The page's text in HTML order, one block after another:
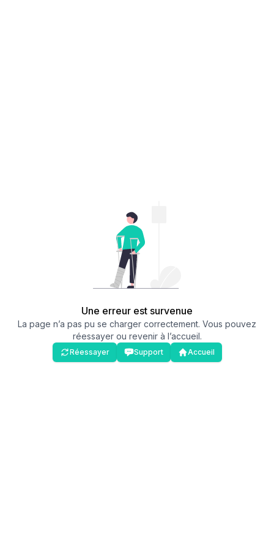
Une erreur est survenue
La page n’a pas pu se charger correctement. Vous pouvez
réessayer ou revenir à l’accueil.
Réessayer Support Accueil